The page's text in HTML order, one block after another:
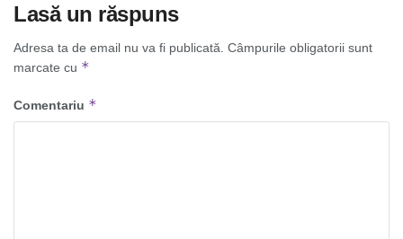
Lasă un răspuns
Adresa ta de email nu va fi publicată. Câmpurile obligatorii sunt
marcate cu *
Comentariu *